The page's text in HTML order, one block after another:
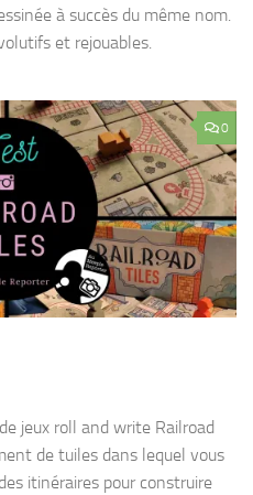
à succès du même nom.
et rejouables.
0
jeux roll and write Railroad
de tuiles dans lequel vous
itinéraires pour construire